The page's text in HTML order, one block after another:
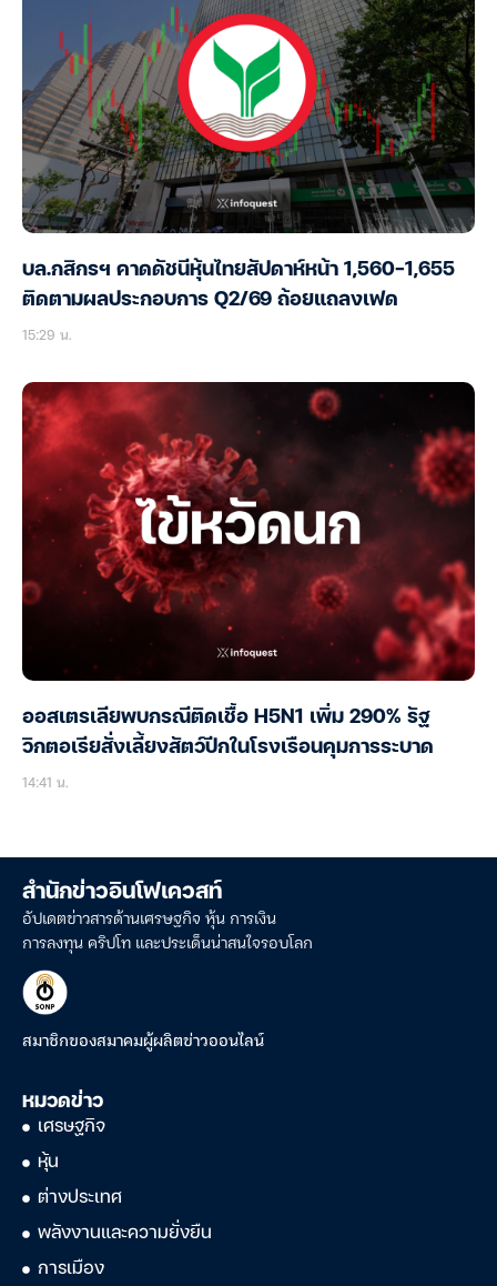
บล.กสิกรฯ คาดดัชนีหุ้นไทยสัปดาห์หน้า 1,560-1,655
ติดตามผลประกอบการ Q2/69 ถ้อยแถลงเฟด
15:29 น.
ออสเตรเลียพบกรณีติดเชื้อ H5N1 เพิ่ม 290% รัฐ
วิกตอเรียสั่งเลี้ยงสัตว์ปีกในโรงเรือนคุมการระบาด
14:41 น.
สำนักข่าวอินโฟเควสท์
อัปเดตข่าวสารด้านเศรษฐกิจ หุ้น การเงิน
การลงทุน คริปโท และประเด็นน่าสนใจรอบโลก
สมาชิกของสมาคมผู้ผลิตข่าวออนไลน์
หมวดข่าว
เศรษฐกิจ
หุ้น
ต่างประเทศ
พลังงานและความยั่งยืน
การเมือง